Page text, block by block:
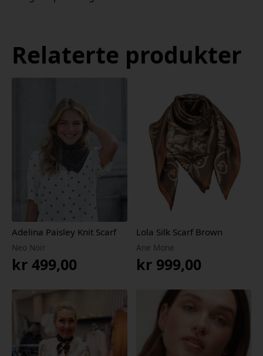
Relaterte produkter
Adelina Paisley Knit Scarf
Neo Noir
kr 499,00
Lola Silk Scarf Brown
Ane Mone
kr999,00